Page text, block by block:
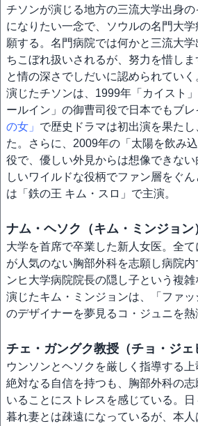
チソンが演じる地方の三流大学出身
になりたい一念で、ソウルの名門大
願する。名門病院では何かと三流大
ちこぼれ扱いされるが、努力を惜し
と情の深さでしだいに認められていく
演じたチソンは、1999年「カイスト
ールイン」の御曹司役で日本でもブ
の女」 で歴史ドラマは初出演を果た
た。さらに、2009年の「太陽を飲み
役で、優しい外見からは想像できな
しいワイルドな役柄でファン層をぐ
は「鉄の王 キム・スロ」で主演。
ナム・ヘソク（キム・ミンジョン
大学を首席で卒業した新人女医。全
が人気のない胸部外科を志願し病院
ンヒ大学病院院長の隠し子という複雑
演じたキム・ミンジョンは、「ファッ
のデザイナーを夢見るコ・ジュニを熱
チェ・ガングク教授（チョ・ジェ
ウンソンとヘソクを厳しく指導する
絶対なる自信を持つも、胸部外科の
いることにストレスを感じている。
暮れ妻とは疎遠になっているが、本